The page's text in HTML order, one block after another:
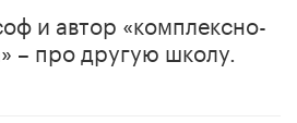
и автор «комплексно-
– про другую школу.